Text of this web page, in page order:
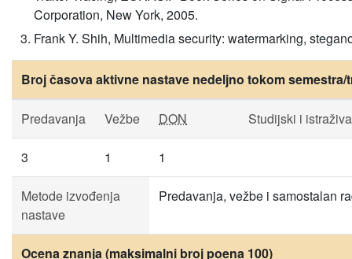
Corporation, New York, 2005.
Frank Y. Shih, Multimedia security: watermarking,
Broj časova aktivne nastave nedeljno tokom
Predavanja Vežbe DON Studijski i
3 1 1
Metode izvođenja
nastave
Predavanja, vežbe i samostalan
Ocena znanja (maksimalni broj poena 100)